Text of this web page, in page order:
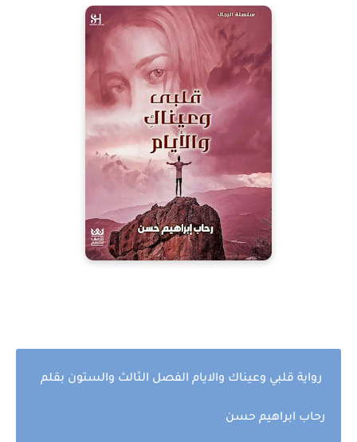
رواية قلبي وعيناك والايام الفصل الثالث والستون بقلم
رحاب ابراهيم حسن